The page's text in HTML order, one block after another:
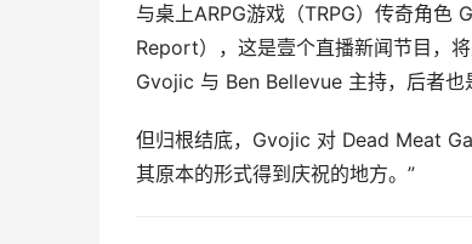
与桌上ARPG游戏（TRPG）传奇角色
Report），这是壹个直播新闻节目，
Gvojic 与 Ben Bellevue 主持，后者也
但归根结底，Gvojic 对 Dead Meat
其原本的形式得到庆祝的地方。”